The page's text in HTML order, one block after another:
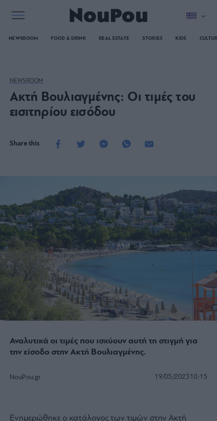
NEWSROOM FOOD & DRINK REAL ESTATE STORIES KIDS
NEWSROOM
Ακτή Βουλιαγμένης: Οι τιμές του
εισιτηρίου εισόδου
Share this
Αναλυτικά οι τιμές που ισχύουν αυτή τη στιγμή για
την είσοδο στην Ακτή Βουλιαγμένης.
NouPou.gr 19/05/202310:15
Ενημερώθηκε ο κατάλογος των τιμών στην Ακτή